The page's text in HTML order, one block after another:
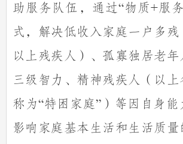
助服务队伍，通过“物质+服务
式，解决低收入家庭一户多残
以上残疾人）、孤寡独居老年
三级智力、精神残疾人（以上
称为“特困家庭” ）等因自身
影响家庭基本生活和生活质量